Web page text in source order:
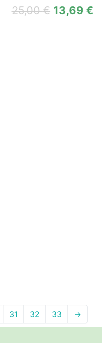
25,00€ 13,69 €
31 32 33 →